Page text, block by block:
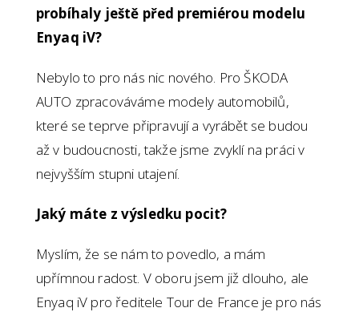
probíhaly ještě před premiérou modelu
Enyaq iV?
Nebylo to pro nás nic nového. Pro ŠKODA
AUTO zpracováváme modely automobilů,
které se teprve připravují a vyrábět se budou
až v budoucnosti, takže jsme zvyklí na práci v
nejvyšším stupni utajení.
Jaký máte z výsledku pocit?
Myslím, že se nám to povedlo, a mám
upřímnou radost. V oboru jsem již dlouho, ale
Enyaq iV pro ředitele Tour de France je pro nás